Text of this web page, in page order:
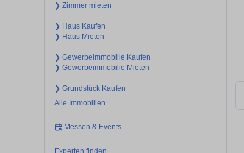
❯ Zimmer mieten
❯ Haus Kaufen
❯ Haus Mieten
❯ Gewerbeimmobilie Kaufen
❯ Gewerbeimmobilie Mieten
❯ Grundstück Kaufen
Alle Immobilien
Messen & Events
Experten finden